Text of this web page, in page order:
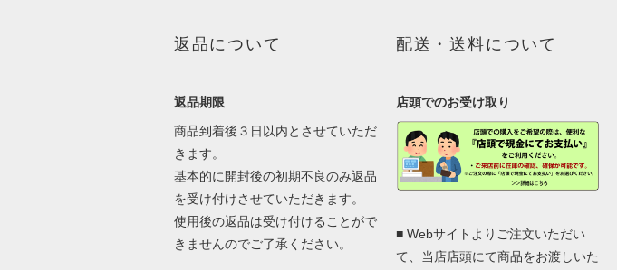
返品について
返品期限
商品到着後３日以内とさせていただ
きます。
基本的に開封後の初期不良のみ返品
を受け付けさせていただきます。
使用後の返品は受け付けることがで
きませんのでご了承ください。
配送・送料について
店頭でのお受け取り
■ Webサイトよりご注文いただい
て、当店店頭にて商品をお渡しいた